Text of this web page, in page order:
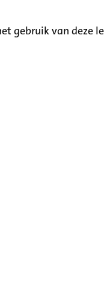
gebruik van deze